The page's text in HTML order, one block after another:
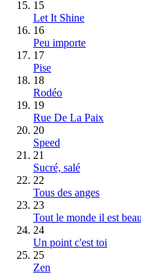
15
Let It Shine
16
Peu importe
17
Pise
18
Rodéo
19
Rue De La Paix
20
Speed
21
Sucré, salé
22
Tous des anges
23
Tout le monde il est beau
24
Un point c'est toi
25
Zen